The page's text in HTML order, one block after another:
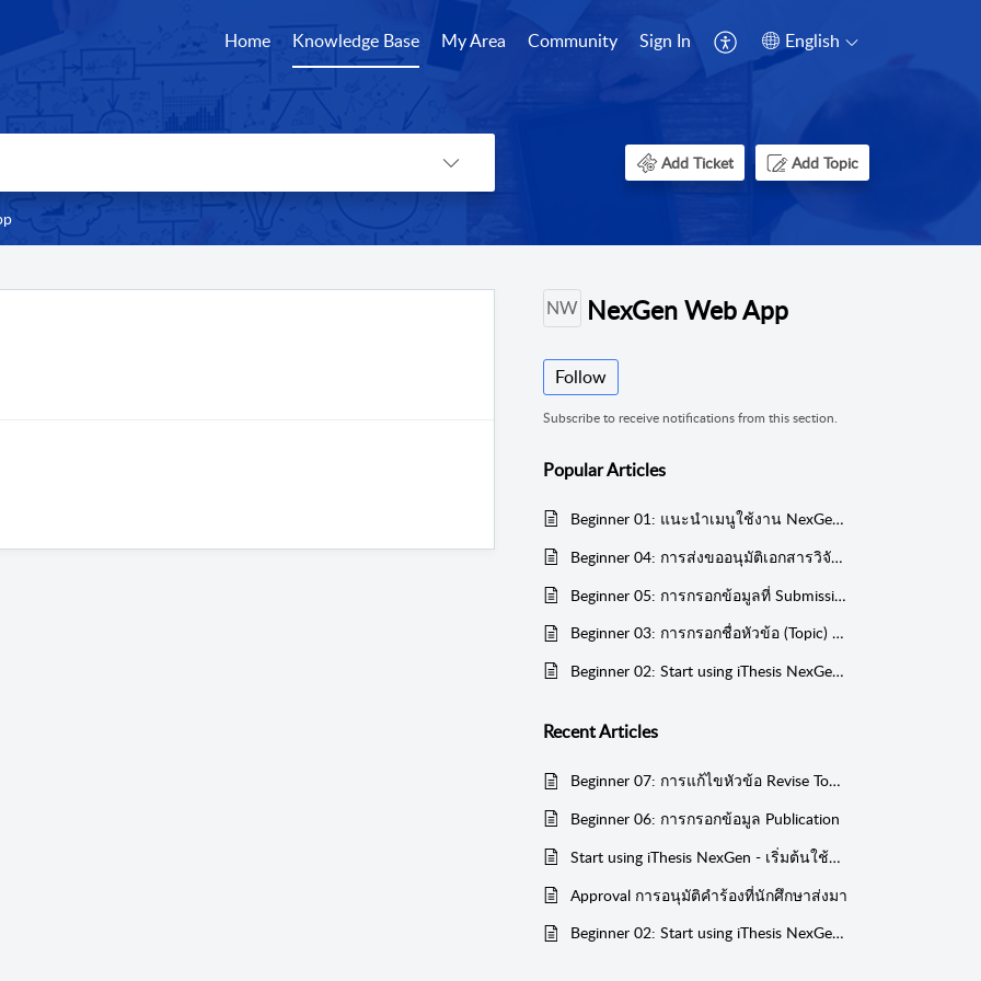
Home Knowledge Base My Area Community Sign In English
Add Ticket Add Topic
NW NexGen Web App
Follow
Subscribe to receive notifications from this section.
PopularArticles
Beginner 01: แนะนำเมนูใช้งาน NexGen ของนักศึกษา - NexGen for Student
Beginner 04: การส่งขออนุมัติเอกสารวิจัยผ่าน NexGen Web
Beginner 05: การกรอกข้อมูลที่ Submission
Beginner 03: การกรอกชื่อหัวข้อ (Topic) และการเพิ่มรายชื่อกรรมการสอบ (Committee)
Beginner 02: Start using iThesis NexGen - เริ่มต้นใช้งานครั้งแรกสำหรับนักศึกษา
RecentArticles
Beginner 07: การแก้ไขหัวข้อ Revise Topic
Beginner 06: การกรอกข้อมูล Publication
Start using iThesis NexGen - เริ่มต้นใช้งานครั้งแรกสำหรับอาจารย์ที่ปรึกษา
Approval การอนุมัติคำร้องที่นักศึกษาส่งมา
Beginner 02: Start using iThesis NexGen - เริ่มต้นใช้งานครั้งแรกสำหรับนักศึกษา